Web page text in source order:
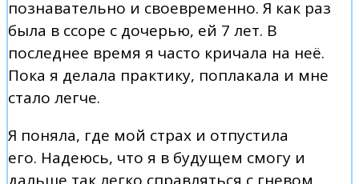
познавательно и своевременно. Я как раз
была в ссоре с дочерью, ей 7 лет. В
последнее время я часто кричала на неё.
Пока я делала практику, поплакала и мне
стало легче.
Я поняла, где мой страх и отпустила
его. Надеюсь, что я в будущем смогу и